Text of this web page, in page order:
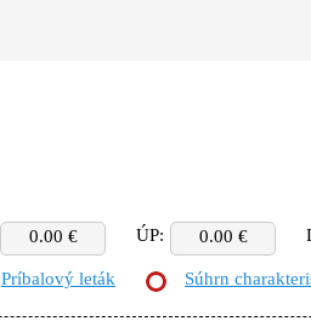
0.00 € ÚP: 0.00 €
Príbalový leták Súhrn